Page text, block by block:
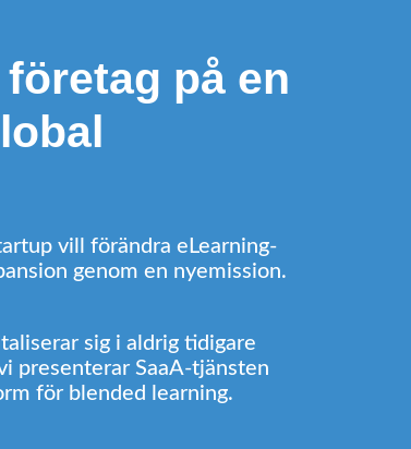
på en
vill förändra eLearning-
genom en nyemission.
sig i aldrig tidigare
presenterar SaaA-tjänsten
för blended learning.